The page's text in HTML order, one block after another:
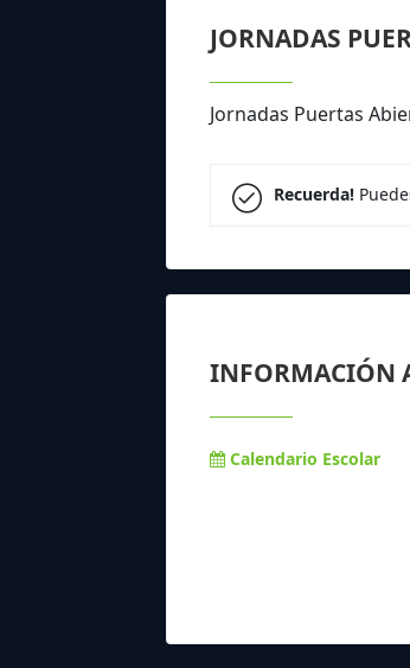
JORNADAS
Jornadas Puertas
Recuerda!
INFORMACIÓN
Calendario Escolar